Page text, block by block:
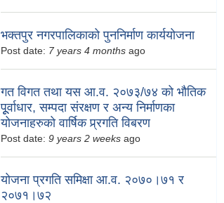
भक्तपुर नगरपालिकाको पुननिर्माण कार्ययोजना
Post date: 7 years 4 months ago
गत विगत तथा यस आ.व. २०७३/७४ को भौतिक
पूूर्वाधार, सम्पदा संरक्षण र अन्य निर्माणका
योजनाहरुको वार्षिक प्र्रगति विबरण
Post date: 9 years 2 weeks ago
योजना प्रगति समिक्षा आ.व. २०७०।७१ र
२०७१।७२